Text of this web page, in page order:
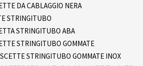
DA CABLAGGIO NERA
STRINGITUBO
STRINGITUBO ABA
STRINGITUBO GOMMATE
STRINGITUBO GOMMATE INOX